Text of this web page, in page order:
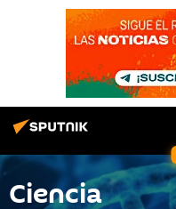
Ciencia